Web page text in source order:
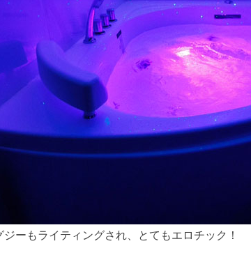
ジーもライティングされ、とてもエロチック！